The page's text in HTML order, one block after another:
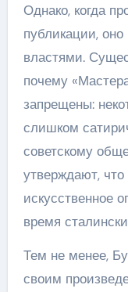
Однако, когда
публикации,
властями.
почему
запрещены:
слишком
советскому
утверждают,
искусственное
время
Тем не менее,
своим